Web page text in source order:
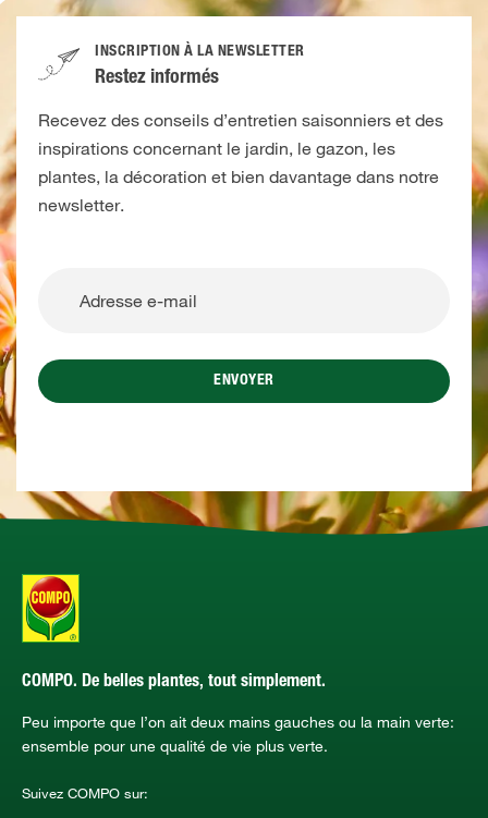
INSCRIPTION À LA NEWSLETTER
Restez informés
Recevez des conseils d’entretien saisonniers et des
inspirations concernant le jardin, le gazon, les
plantes, la décoration et bien davantage dans notre
newsletter.
ENVOYER
COMPO. De belles plantes, tout simplement.
Peu importe que l’on ait deux mains gauches ou la main verte:
ensemble pour une qualité de vie plus verte.
Suivez COMPO sur: